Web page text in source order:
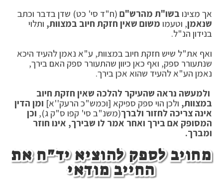
אך מצינו בשו"ת מהרש"ם (ח"ד סי' כט) שדן בדבר וכתב
שנאמן, וטעמו משום שאין חזקת חיוב במצוות, ותלוי
בנידון הנ"ל.
ואף את"ל שיש חזקת חיוב במצוות, ע"א נאמן להעיד היכא
שנתעורר ספק, ואף כאן כיוון שהתעורר ספק האם בירך,
נאמן הע"א להעיד שהוא אכן בירך.
ולמעשה נראה שהעיקר להלכה שאין חזקת חיוב
במצוות, ולכן הוי ספק ספיקא [וכמש"כ הרעק''א] ומן הדין
אינה צריכה לחזור ולברך(משנ"ב סי' קפו ס"ק ג), וכן
המסופק אם בירך ואחר אמר לו שבירך, אינו חוזר
ומברך.
מחויב לספק להוציא יד"ח את
החייב מודאי